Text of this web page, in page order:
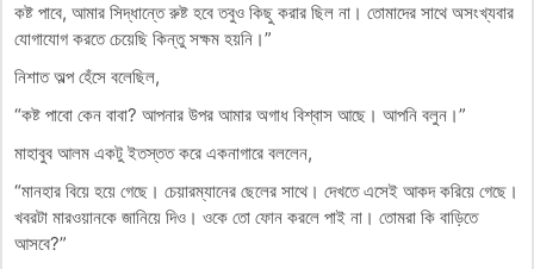
কষ্ট পাবে, আমার সিদ্ধান্তে রুষ্ট হবে তবুও কিছু করার ছিল না। তোমাদের সাথে অসংখ্যবার
যোগাযোগ করতে চেয়েছি কিন্তু সক্ষম হয়নি।”
নিশাত অল্প হেঁসে বলেছিল,
“কষ্ট পাবো কেন বাবা? আপনার উপর আমার অগাধ বিশ্বাস আছে। আপনি বলুন।”
মাহাবুব আলম একটু ইতস্তত করে একনাগারে বললেন,
“মানহার বিয়ে হয়ে গেছে। চেয়ারম্যানের ছেলের সাথে। দেখতে এসেই আকদ করিয়ে গেছে।
খবরটা মারওয়ানকে জানিয়ে দিও। ওকে তো ফোন করলে পাই না। তোমরা কি বাড়িতে
আসবে?”